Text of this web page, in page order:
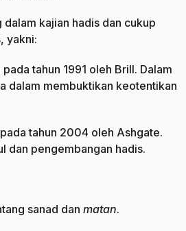
kajian hadis dan cukup
yakni:
tahun 1991 oleh Brill. Dalam
dalam membuktikan keotentikan
tahun 2004 oleh Ashgate.
dan pengembangan hadis.
sanad dan matan.